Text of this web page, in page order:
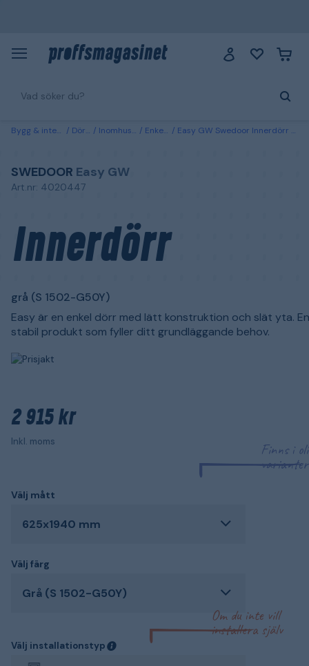
Bygg & interiör Dörrar Inomhusdörrar Enkeldörrar Easy GW Swedoor Innerdörr grå (S 1502-G50Y) 625x1940 mm
SWEDOOR Easy GW
Art.nr: 4020447
Innerdörr
grå (S 1502-G50Y)
Easy är en enkel dörr med lätt konstruktion och slät yta.
stabil produkt som fyller ditt grundläggande behov.
2 915 kr
Inkl. moms
Finns i
varianter
Välj mått
625x1940 mm
Välj färg
Grå (S 1502-G50Y)
Om du inte vill
installera själv
Välj installationstyp